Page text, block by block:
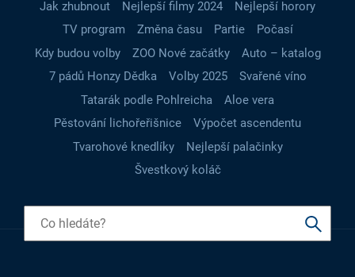
Jak zhubnout Nejlepší filmy 2024
Nejlepší horory
TV program
Změna času Partie
Počasí
Kdy budou volby
ZOO Nové začátky
Auto – katalog
7 pádů Honzy Dědka
Volby 2025
Svařené víno
Tatarák podle Pohlreicha
Aloe vera
Pěstování lichořeřišnice
Výpočet ascendentu
Tvarohové knedlíky
Nejlepší palačinky
Švestkový koláč